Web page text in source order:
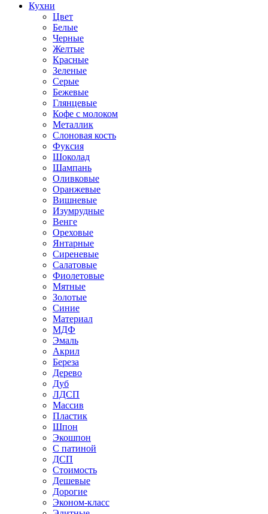
Кухни
Цвет
Белые
Черные
Желтые
Красные
Зеленые
Серые
Бежевые
Глянцевые
Кофе с молоком
Металлик
Слоновая кость
Фуксия
Шоколад
Шампань
Оливковые
Оранжевые
Вишневые
Изумрудные
Венге
Ореховые
Янтарные
Сиреневые
Салатовые
Фиолетовые
Мятные
Золотые
Синие
Материал
МДФ
Эмаль
Акрил
Береза
Дерево
Дуб
ЛДСП
Массив
Пластик
Шпон
Экошпон
С патиной
ДСП
Стоимость
Дешевые
Дорогие
Эконом-класс